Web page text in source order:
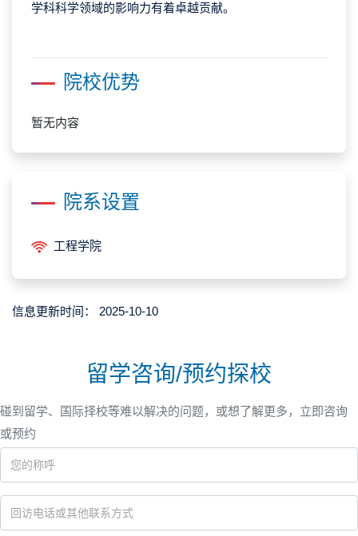
学科科学领域的影响力有着卓越贡献。
院校优势
暂无内容
院系设置
工程学院
信息更新时间： 2025-10-10
留学咨询/预约探校
碰到留学、国际择校等难以解决的问题，或想了解更多，立即咨询
或预约